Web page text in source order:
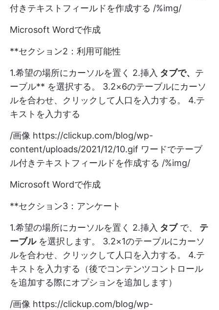
付きテキストフィールドを作成する /%img/
Microsoft Wordで作成
**セクション2：利用可能性
1.希望の場所にカーソルを置く 2.挿入 タブで、 テ
ーブル** を選択する。 3.2×6のテーブルにカーソ
ルを合わせ、クリックして人口を入力する。 4.テ
キストを入力する
/画像 https://clickup.com/blog/wp-
content/uploads/2021/12/10.gif ワードでテーブ
ル付きテキストフィールドを作成する /%img/
Microsoft Wordで作成
**セクション3：アンケート
1.希望の場所にカーソルを置く 2.挿入 タブで、
テ
ーブルを選択します。 3.2×1のテーブルにカーソ
ルを合わせ、クリックして人口を入力する。 4.テ
キストを入力する（後でコンテンツコントロール
を追加する際にオプションを追加します）
/画像 https://clickup.com/blog/wp-